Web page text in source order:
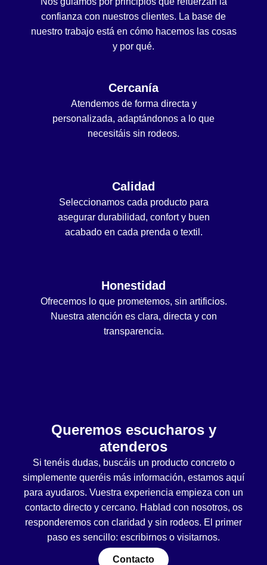
confianza con nuestros clientes. La base de
nuestro trabajo está en cómo hacemos las cosas
y por qué.
Cercanía
Atendemos de forma directa y
personalizada, adaptándonos a lo que
necesitáis sin rodeos.
Calidad
Seleccionamos cada producto para
asegurar durabilidad, confort y buen
acabado en cada prenda o textil.
Honestidad
Ofrecemos lo que prometemos, sin artificios.
Nuestra atención es clara, directa y con
transparencia.
Queremos escucharos y
atenderos
Si tenéis dudas, buscáis un producto concreto o
simplemente queréis más información, estamos aquí
para ayudaros. Vuestra experiencia empieza con un
contacto directo y cercano. Hablad con nosotros, os
responderemos con claridad y sin rodeos. El primer
paso es sencillo: escribirnos o visitarnos.
Contacto